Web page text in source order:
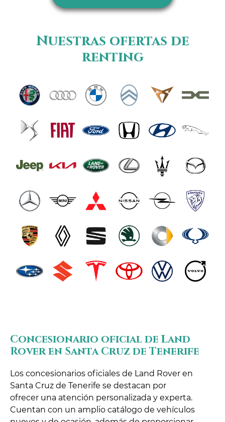
Nuestras ofertas de
renting
Concesionario oficial de Land
Rover en Santa Cruz de Tenerife
Los concesionarios oficiales de Land Rover en
Santa Cruz de Tenerife se destacan por
ofrecer una atención personalizada y experta.
Cuentan con un amplio catálogo de vehículos